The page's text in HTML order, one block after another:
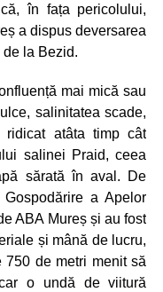
în fața pericolului,
a dispus deversarea
la Bezid.
mai mică sau
salinitatea scade,
ridicat atâta timp cât
salinei Praid, ceea
sărată în aval. De
a Apelor
ABA Mureș și au fost
și mână de lucru,
750 de metri menit să
o undă de viitură